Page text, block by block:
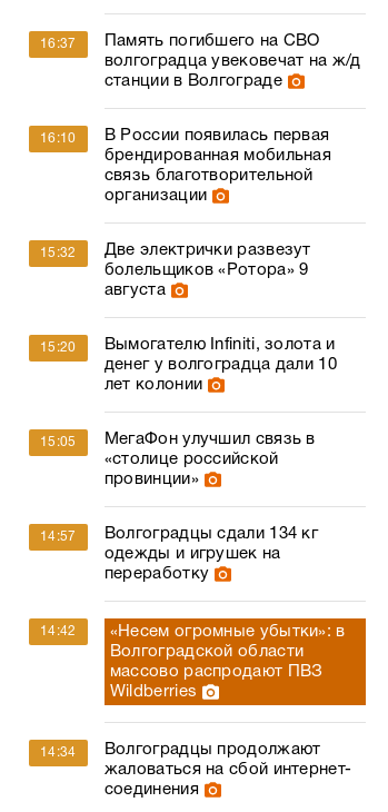
16:37
Память погибшего на СВО
волгоградца увековечат на ж/д
станции в Волгограде
16:10
В России появилась первая
брендированная мобильная
связь благотворительной
организации
15:32
Две электрички развезут
болельщиков «Ротора» 9
августа
15:20
Вымогателю Infiniti, золота и
денег у волгоградца дали 10
лет колонии
15:05
МегаФон улучшил связь в
«столице российской
провинции»
14:57
Волгоградцы сдали 134 кг
одежды и игрушек на
переработку
14:42
«Несем огромные убытки»: в
Волгоградской области
массово распродают ПВЗ
Wildberries
14:34
Волгоградцы продолжают
жаловаться на сбой интернет-
соединения